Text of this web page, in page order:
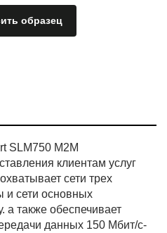
образец
SLM750 M2M
клиентам услуг
сети трех
и сети основных
а также обеспечивает
данных 150 Мбит/с-